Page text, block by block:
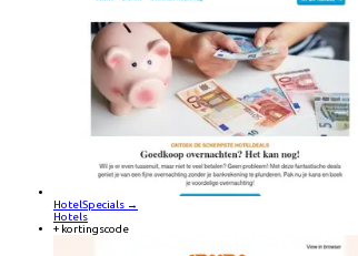
HotelSpecials →
Hotels
+ kortingscode